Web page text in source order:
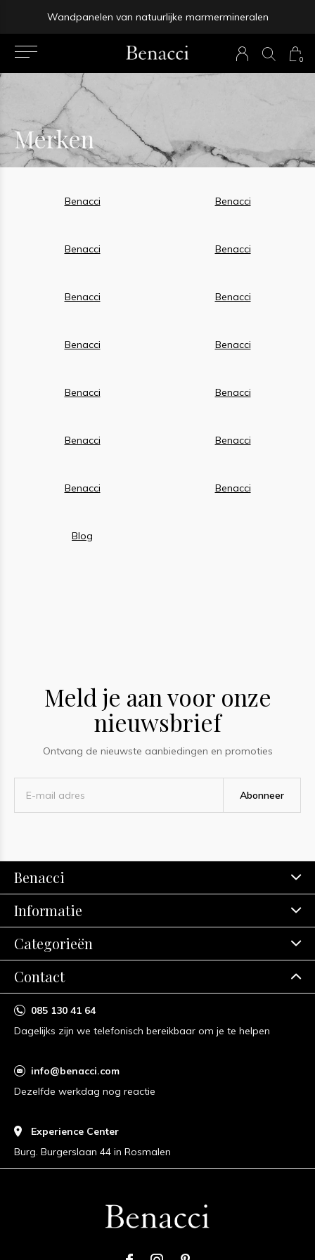
0
Wandpanelen van natuurlijke marmermineralen
prev
Merken
Benacci Benacci
Benacci Benacci
Benacci Benacci
Benacci Benacci
Benacci Benacci
Benacci Benacci
Benacci Benacci
Blog
Meld je aan voor onze
nieuwsbrief
Ontvang de nieuwste aanbiedingen en promoties
Abonneer
Benacci
Informatie
Categorieën
Contact
085 130 41 64
Dagelijks zijn we telefonisch bereikbaar om je te helpen
info@benacci.com
Dezelfde werkdag nog reactie
Experience Center
Burg. Burgerslaan 44 in Rosmalen